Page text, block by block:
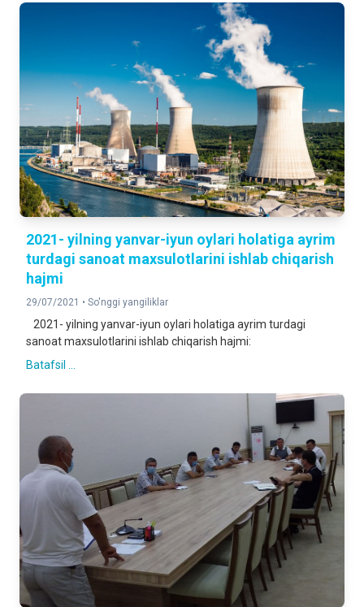
2021- yilning yanvar-iyun oylari holatiga ayrim
turdagi sanoat maxsulotlarini ishlab chiqarish
hajmi
29/07/2021 • So'nggi yangiliklar
2021- yilning yanvar-iyun oylari holatiga ayrim turdagi
sanoat maxsulotlarini ishlab chiqarish hajmi:
Batafsil ...